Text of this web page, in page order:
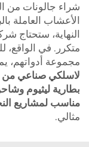
شراء جالونات من
النهاية، ستحتاج
متكرر. في الواقع،
مجموعة أدواتهم،
بطارية ليثيوم
مناسب لمشاريع
مثالي.